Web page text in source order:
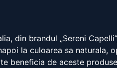
din brandul „Sereni
la culoarea sa naturala,
beneficia de aceste